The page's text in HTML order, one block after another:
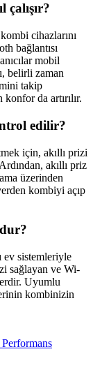
cihazlarını
bağlantısı
mobil
belirli zaman
takip
da artırılır.
edilir?
için, akıllı prizi
akıllı priz
üzerinden
kombiyi açıp
ev sistemleriyle
sağlayan ve Wi-
Uyumlu
kombinizin
Performans